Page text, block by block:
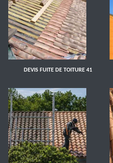
DEVIS FUITE DE TOITURE 41